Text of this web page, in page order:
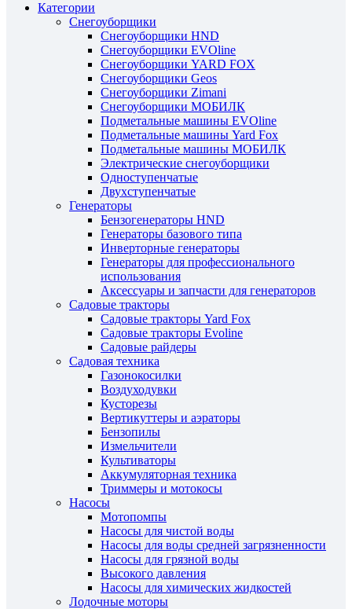
Категории
Снегоуборщики
Снегоуборщики HND
Снегоуборщики EVOline
Снегоуборщики YARD FOX
Снегоуборщики Geos
Снегоуборщики Zimani
Снегоуборщики МОБИЛК
Подметальные машины EVOline
Подметальные машины Yard Fox
Подметальные машины МОБИЛК
Электрические снегоуборщики
Одноступенчатые
Двухступенчатые
Генераторы
Бензогенераторы HND
Генераторы базового типа
Инверторные генераторы
Генераторы для профессионального
использования
Аксессуары и запчасти для генераторов
Садовые тракторы
Садовые тракторы Yard Fox
Садовые тракторы Evoline
Садовые райдеры
Садовая техника
Газонокосилки
Воздуходувки
Кусторезы
Вертикуттеры и аэраторы
Бензопилы
Измельчители
Культиваторы
Аккумуляторная техника
Триммеры и мотокосы
Насосы
Мотопомпы
Насосы для чистой воды
Насосы для воды средней загрязненности
Насосы для грязной воды
Высокого давления
Насосы для химических жидкостей
Лодочные моторы